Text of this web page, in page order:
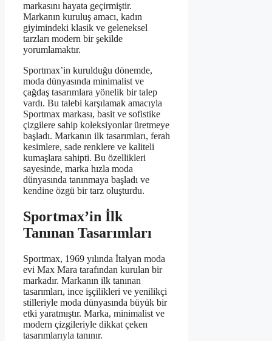
markasını hayata geçirmiştir.
Markanın kuruluş amacı, kadın
giyimindeki klasik ve geleneksel
tarzları modern bir şekilde
yorumlamaktır.
Sportmax’in kurulduğu dönemde,
moda dünyasında minimalist ve
çağdaş tasarımlara yönelik bir talep
vardı. Bu talebi karşılamak amacıyla
Sportmax markası, basit ve sofistike
çizgilere sahip koleksiyonlar üretmeye
başladı. Markanın ilk tasarımları, ferah
kesimlere, sade renklere ve kaliteli
kumaşlara sahipti. Bu özellikleri
sayesinde, marka hızla moda
dünyasında tanınmaya başladı ve
kendine özgü bir tarz oluşturdu.
Sportmax’in İlk
Tanınan Tasarımları
Sportmax, 1969 yılında İtalyan moda
evi Max Mara tarafından kurulan bir
markadır. Markanın ilk tanınan
tasarımları, ince işçilikleri ve yenilikçi
stilleriyle moda dünyasında büyük bir
etki yaratmıştır. Marka, minimalist ve
modern çizgileriyle dikkat çeken
tasarımlarıyla tanınır.